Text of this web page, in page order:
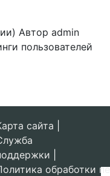
Автор admin
пользователей
сайта
обработки